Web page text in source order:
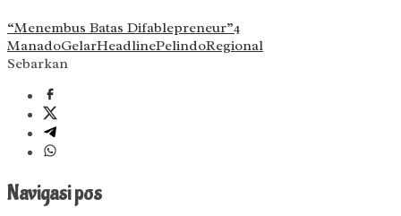
“Menembus Batas Difablepreneur”4
ManadoGelarHeadlinePelindoRegional
Sebarkan
Navigasi pos